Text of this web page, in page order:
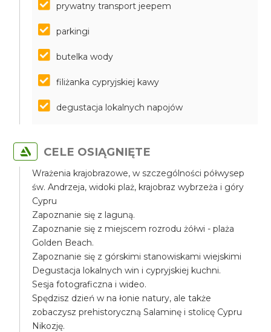
prywatny transport jeepem
parkingi
butelka wody
filiżanka cypryjskiej kawy
degustacja lokalnych napojów
CELE OSIĄGNIĘTE
Wrażenia krajobrazowe, w szczególności półwysep
św. Andrzeja, widoki plaż, krajobraz wybrzeża i góry
Cypru
Zapoznanie się z laguną.
Zapoznanie się z miejscem rozrodu żółwi - plaża
Golden Beach.
Zapoznanie się z górskimi stanowiskami wiejskimi
Degustacja lokalnych win i cypryjskiej kuchni.
Sesja fotograficzna i wideo.
Spędzisz dzień w na łonie natury, ale także
zobaczysz prehistoryczną Salaminę i stolicę Cypru
Nikozję.